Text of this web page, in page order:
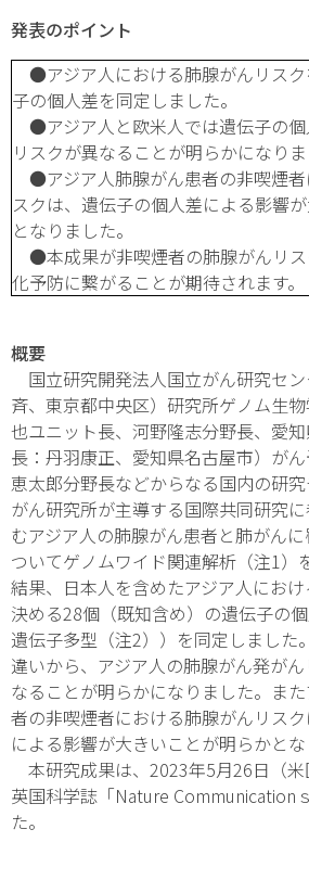
発表のポイント
●アジア人における肺腺がんリス
子の個人差を同定しました。
●アジア人と欧米人では遺伝子の
リスクが異なることが明らかになりま
●アジア人肺腺がん患者の非喫煙者
スクは、遺伝子の個人差による影響
となりました。
●本成果が非喫煙者の肺腺がんリ
化予防に繋がることが期待されます。
概要
国立研究開発法人国立がん研究セ
斉、東京都中央区）研究所ゲノム生
也ユニット長、河野隆志分野長、愛
長：丹羽康正、愛知県名古屋市）が
恵太郎分野長などからなる国内の研
がん研究所が主導する国際共同研究
むアジア人の肺腺がん患者と肺がん
ついてゲノムワイド関連解析（注1）
結果、日本人を含めたアジア人にお
決める28個（既知含め）の遺伝子の
遺伝子多型（注2））を同定しました
違いから、アジア人の肺腺がん発が
なることが明らかになりました。ま
者の非喫煙者における肺腺がんリス
による影響が大きいことが明らかとな
本研究成果は、2023年5月26日（米
英国科学誌「Nature Communicationｓ
た。